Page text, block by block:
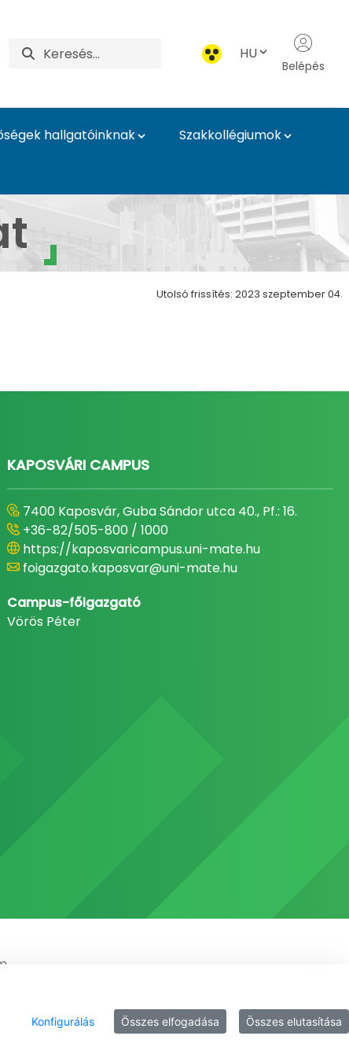
HU
Belépés
hallgatóinknak
Szakkollégiumok
Utolsó frissítés: 2023 szeptember 04.
KAPOSVÁRI CAMPUS
7400 Kaposvár, Guba Sándor utca 40., Pf.: 16.
+36-82/505-800 / 1000
https://kaposvaricampus.uni-mate.hu
foigazgato.kaposvar@uni-mate.hu
Campus-főigazgató
Vörös Péter
Konfigurálás Összes elfogadása Összes elutasítása